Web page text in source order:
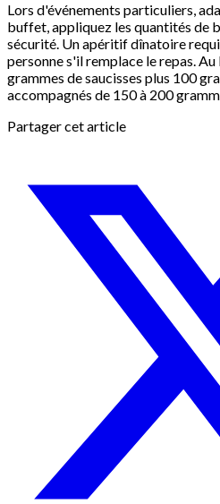
Lors d'événements particuliers,
buffet, appliquez les quantités de
sécurité. Un apéritif dînatoire
personne s'il remplace le repas.
grammes de saucisses plus 100
accompagnés de 150 à 200
Partager cet article